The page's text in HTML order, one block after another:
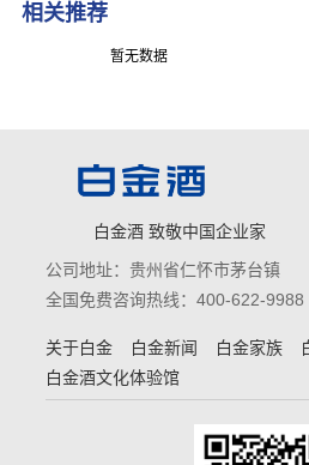
相关推荐
暂无数据
白金酒 致敬中国企业家
公司地址：贵州省仁怀市茅台镇
全国免费咨询热线：400-622-9988
关于白金 白金新闻 白金家族
白金酒文化体验馆